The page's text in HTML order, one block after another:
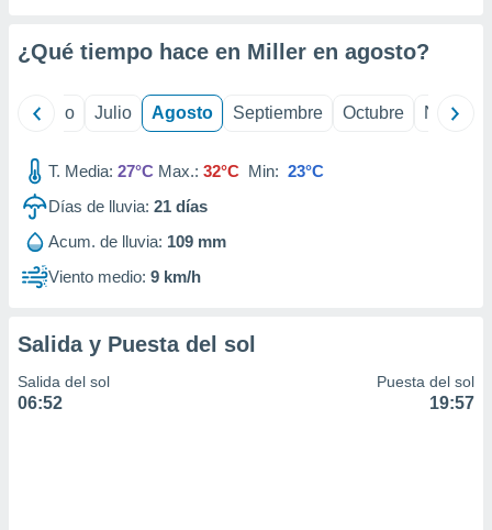
mediante
publicidad
1199
¿Qué tiempo hace en Miller en agosto?
Junio Julio Agosto Septiembre Octubre
T. Media: 27°C Max.: 32°C Min: 23°C
Días de lluvia: 21 días
Acum. de lluvia: 109 mm
Viento medio: 9 km/h
Salida y Puesta del sol
Salida del sol
06:52
Puesta del sol
19:57